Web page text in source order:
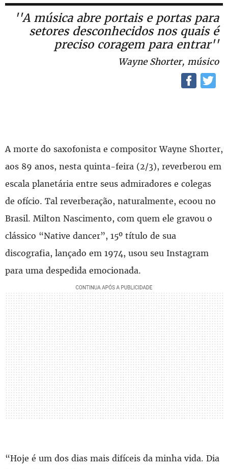
''A música abre portais e portas para
setores desconhecidos nos quais é
preciso coragem para entrar''
Wayne Shorter, músico
A morte do saxofonista e compositor Wayne Shorter,
aos 89 anos, nesta quinta-feira (2/3), reverberou em
escala planetária entre seus admiradores e colegas
de ofício. Tal reverberação, naturalmente, ecoou no
Brasil. Milton Nascimento, com quem ele gravou o
clássico “Native dancer”, 15º título de sua
discografia, lançado em 1974, usou seu Instagram
para uma despedida emocionada.
“Hoje é um dos dias mais difíceis da minha vida. Dia